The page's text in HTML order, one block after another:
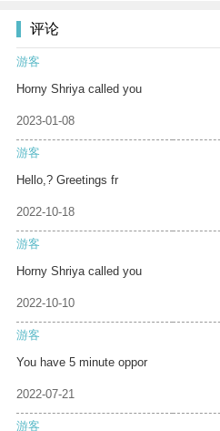
评论
游客
Horny Shriya called you
2023-01-08
游客
Hello,? Greetings fr
2022-10-18
游客
Horny Shriya called you
2022-10-10
游客
You have 5 minute oppor
2022-07-21
游客